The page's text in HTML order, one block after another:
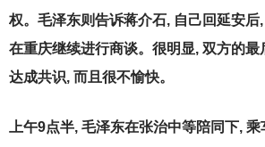
权。毛泽东则告诉蒋介石, 自己回延安后
在重庆继续进行商谈。很明显, 双方的最
达成共识, 而且很不愉快。
上午9点半, 毛泽东在张治中等陪同下,